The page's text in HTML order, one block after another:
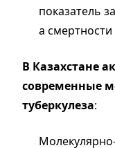
показатель
а смертности
В Казахстане
современные
туберкулеза: